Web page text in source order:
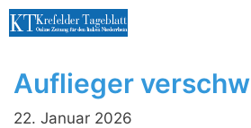
Zum
Inhalt
Auflieger
22. Januar 2026